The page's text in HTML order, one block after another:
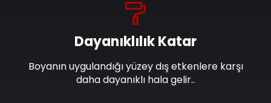
Dayanıklılık Katar
Boyanın uygulandığı yüzey dış etkenlere karşı
daha dayanıklı hala gelir..